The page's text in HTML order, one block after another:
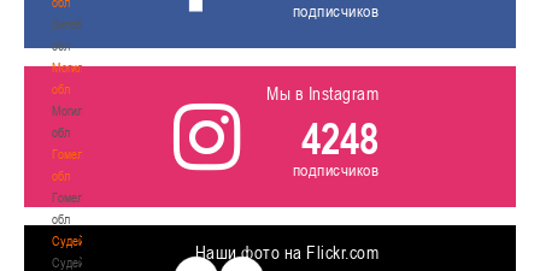
Витебская
обл
Могилевская
обл
Могилевская
обл
Гомельская
обл
Гомельская
обл
Судейство
Судейство
подписчиков
Мы в Instagram
4248
подписчиков
Наши фото на Flickr.com